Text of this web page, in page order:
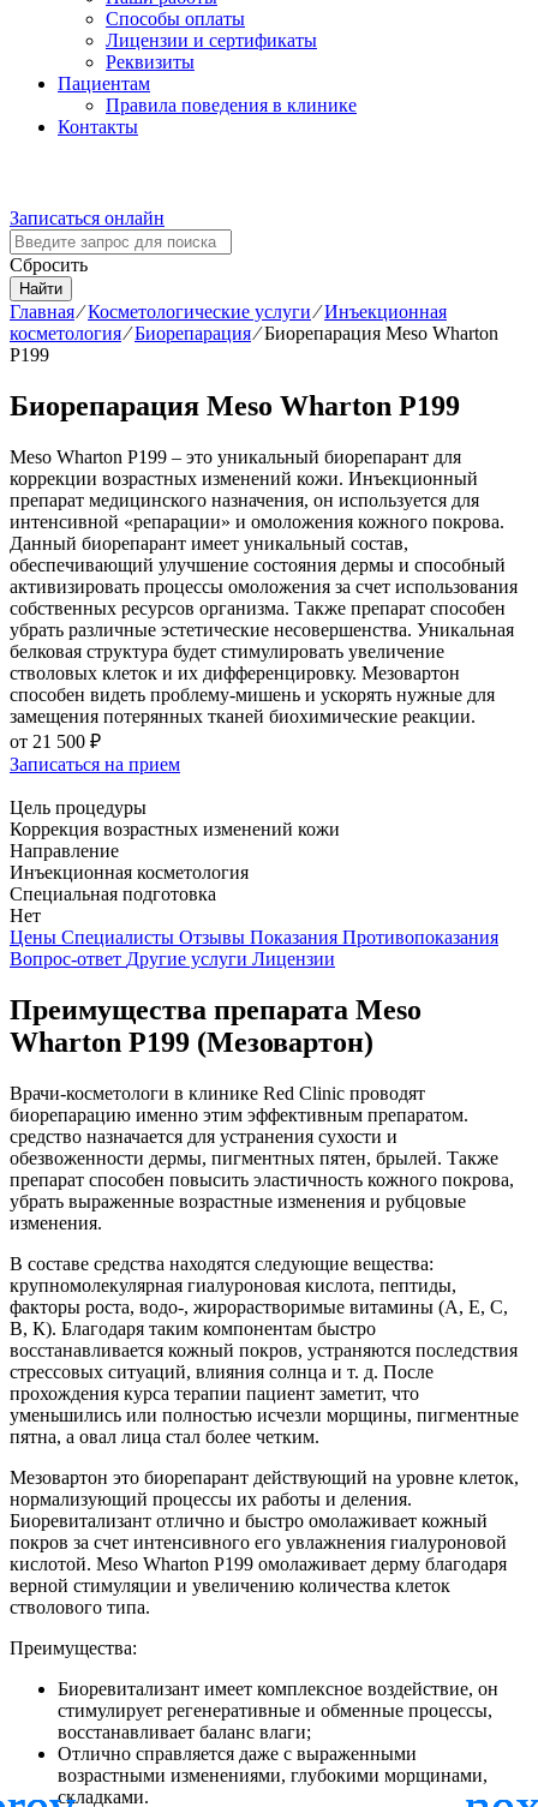
Способы оплаты
Лицензии и сертификаты
Реквизиты
Пациентам
Правила поведения в клинике
Контакты
Записаться онлайн
Сбросить
Найти
Главная⁄Косметологические услуги⁄Инъекционная
косметология⁄Биорепарация⁄Биорепарация Meso Wharton
P199
Биорепарация Meso Wharton P199
Meso Wharton Р199 – это уникальный биорепарант для
коррекции возрастных изменений кожи. Инъекционный
препарат медицинского назначения, он используется для
интенсивной «репарации» и омоложения кожного покрова.
Данный биорепарант имеет уникальный состав,
обеспечивающий улучшение состояния дермы и способный
активизировать процессы омоложения за счет использования
собственных ресурсов организма. Также препарат способен
убрать различные эстетические несовершенства. Уникальная
белковая структура будет стимулировать увеличение
стволовых клеток и их дифференцировку. Мезовартон
способен видеть проблему-мишень и ускорять нужные для
замещения потерянных тканей биохимические реакции.
от 21 500 ₽
Записаться на прием
Цель процедуры
Коррекция возрастных изменений кожи
Направление
Инъекционная косметология
Специальная подготовка
Нет
Цены Специалисты Отзывы Показания Противопоказания
Вопрос-ответ Другие услуги Лицензии
Преимущества препарата Meso
Wharton Р199 (Мезовартон)
Врачи-косметологи в клинике Red Clinic проводят
биорепарацию именно этим эффективным препаратом.
средство назначается для устранения сухости и
обезвоженности дермы, пигментных пятен, брылей. Также
препарат способен повысить эластичность кожного покрова,
убрать выраженные возрастные изменения и рубцовые
изменения.
В составе средства находятся следующие вещества:
крупномолекулярная гиалуроновая кислота, пептиды,
факторы роста, водо-, жирорастворимые витамины (А, Е, С,
В, К). Благодаря таким компонентам быстро
восстанавливается кожный покров, устраняются последствия
стрессовых ситуаций, влияния солнца и т. д. После
прохождения курса терапии пациент заметит, что
уменьшились или полностью исчезли морщины, пигментные
пятна, а овал лица стал более четким.
Мезовартон это биорепарант действующий на уровне клеток,
нормализующий процессы их работы и деления.
Биоревитализант отлично и быстро омолаживает кожный
покров за счет интенсивного его увлажнения гиалуроновой
кислотой. Meso Wharton Р199 омолаживает дерму благодаря
верной стимуляции и увеличению количества клеток
стволового типа.
Преимущества:
Биоревитализант имеет комплексное воздействие, он
стимулирует регенеративные и обменные процессы,
восстанавливает баланс влаги;
Отлично справляется даже с выраженными
возрастными изменениями, глубокими морщинами,
складками.